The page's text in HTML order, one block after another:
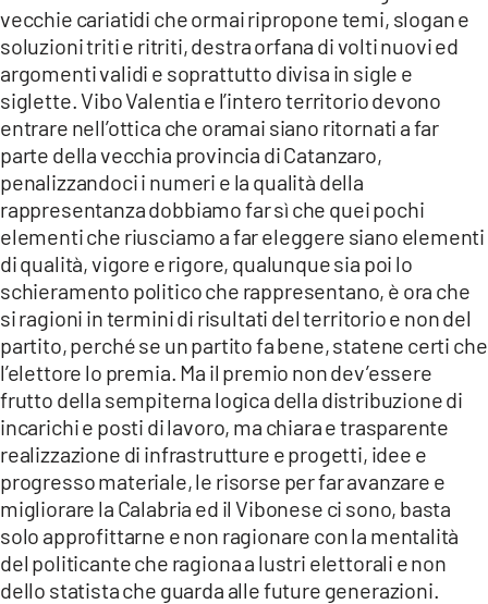
vecchie cariatidi che ormai ripropone temi, slogan e
soluzioni triti e ritriti, destra orfana di volti nuovi ed
argomenti validi e soprattutto divisa in sigle e
siglette. Vibo Valentia e l’intero territorio devono
entrare nell’ottica che oramai siano ritornati a far
parte della vecchia provincia di Catanzaro,
penalizzandoci i numeri e la qualità della
rappresentanza dobbiamo far sì che quei pochi
elementi che riusciamo a far eleggere siano elementi
di qualità, vigore e rigore, qualunque sia poi lo
schieramento politico che rappresentano, è ora che
si ragioni in termini di risultati del territorio e non del
partito, perché se un partito fa bene, statene certi che
l’elettore lo premia. Ma il premio non dev’essere
frutto della sempiterna logica della distribuzione di
incarichi e posti di lavoro, ma chiara e trasparente
realizzazione di infrastrutture e progetti, idee e
progresso materiale, le risorse per far avanzare e
migliorare la Calabria ed il Vibonese ci sono, basta
solo approfittarne e non ragionare con la mentalità
del politicante che ragiona a lustri elettorali e non
dello statista che guarda alle future generazioni.